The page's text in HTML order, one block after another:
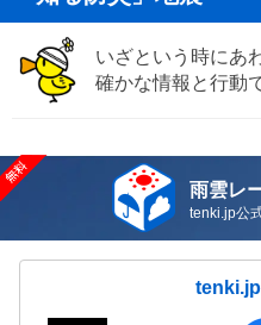
いざという時にあ
確かな情報と行動
雨雲レ
tenki.jp公